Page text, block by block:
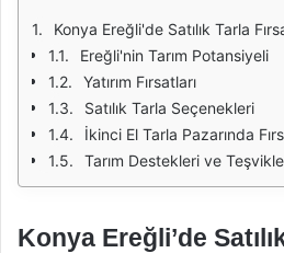
Konya Ereğli'de Satılık Tarla
Ereğli'nin Tarım Potansiyeli
Yatırım Fırsatları
Satılık Tarla Seçenekleri
İkinci El Tarla Pazarında
Tarım Destekleri ve
Konya Ereğli’de